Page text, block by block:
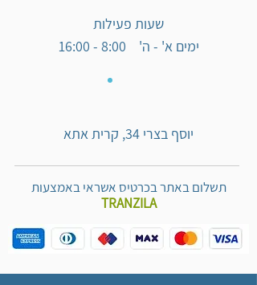
שעות פעילות
ימים א' - ה' 8:00 - 16:00
יוסף בצרי 34, קרית אתא
תשלום באתר בכרטיס אשראי באמצעות
TRANZILA